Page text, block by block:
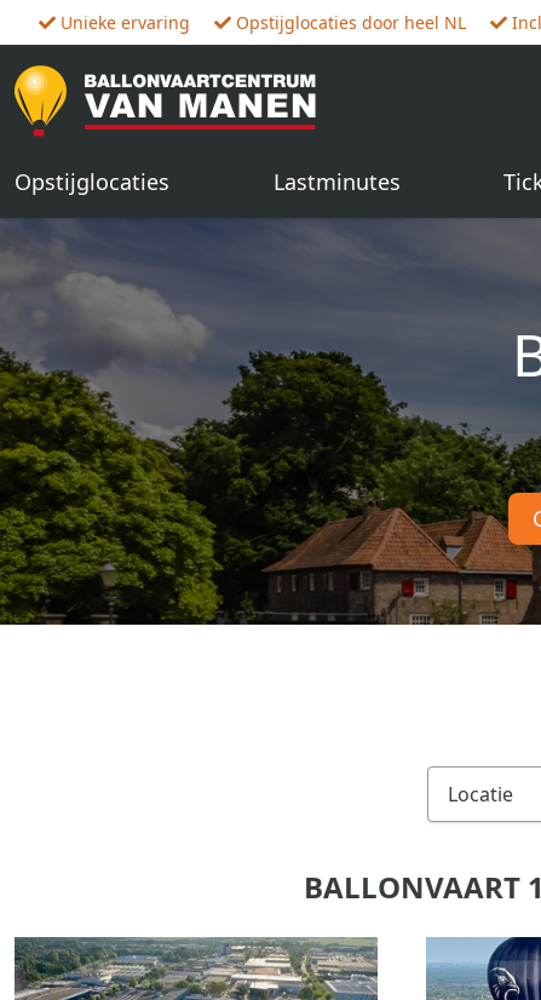
Unieke ervaring Opstijglocaties door heel NL
Opstijglocaties Lastminutes
BALLONVAART